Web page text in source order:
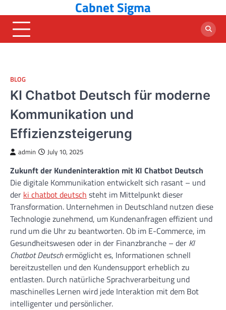
to
content
Cabnet Sigma
BLOG
KI Chatbot Deutsch für moderne
Kommunikation und
Effizienzsteigerung
admin July 10, 2025
Zukunft der Kundeninteraktion mit KI Chatbot Deutsch
Die digitale Kommunikation entwickelt sich rasant – und
der ki chatbot deutsch steht im Mittelpunkt dieser
Transformation. Unternehmen in Deutschland nutzen diese
Technologie zunehmend, um Kundenanfragen effizient und
rund um die Uhr zu beantworten. Ob im E-Commerce, im
Gesundheitswesen oder in der Finanzbranche – der KI
Chatbot Deutschermöglicht es, Informationen schnell
bereitzustellen und den Kundensupport erheblich zu
entlasten. Durch natürliche Sprachverarbeitung und
maschinelles Lernen wird jede Interaktion mit dem Bot
intelligenter und persönlicher.